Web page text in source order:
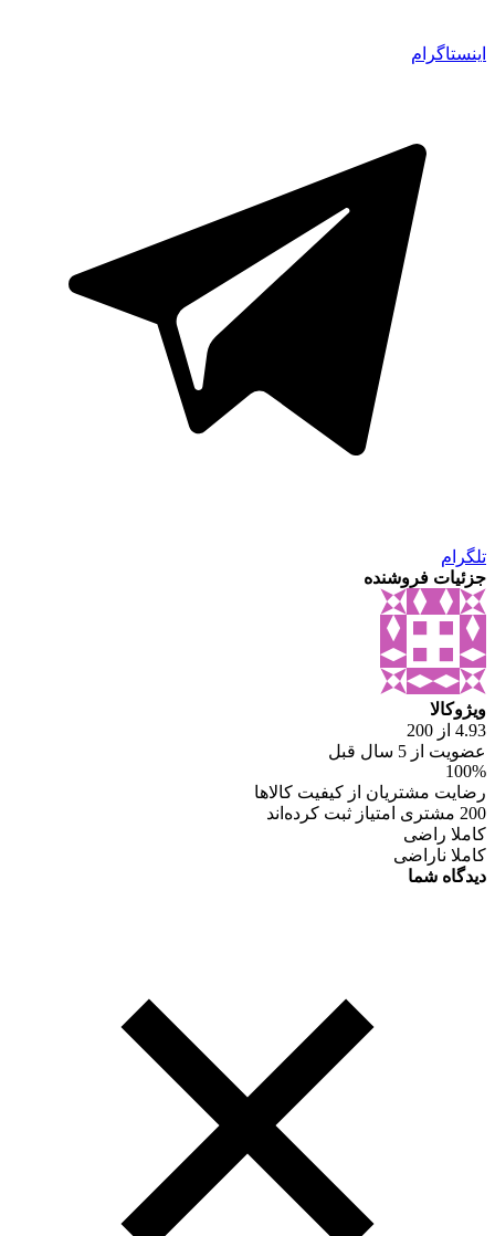
اینستاگرام
تلگرام
جزئیات فروشنده
ویژوکالا
4.93 از 200
عضویت از 5 سال قبل
100%
رضایت مشتریان از کیفیت کالاها
200 مشتری امتیاز ثبت کرده‌اند
کاملا راضی
کاملا ناراضی
دیدگاه شما